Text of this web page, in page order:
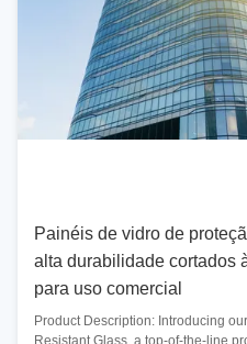
Painéis de vidro de
alta durabilidade cortados
para uso comercial
Product Description: Introducing